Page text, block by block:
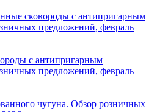
сковороды с антипригарным
предложений, февраль
с антипригарным
предложений, февраль
чугуна. Обзор розничных